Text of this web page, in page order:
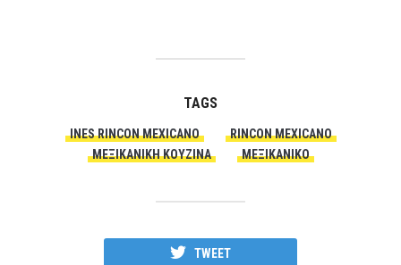
TAGS
INES RINCON MEXICANO
RINCON MEXICANO
ΜΕΞΙΚΆΝΙΚΗ ΚΟΥΖΊΝΑ
ΜΕΞΙΚΆΝΙΚΟ
TWEET